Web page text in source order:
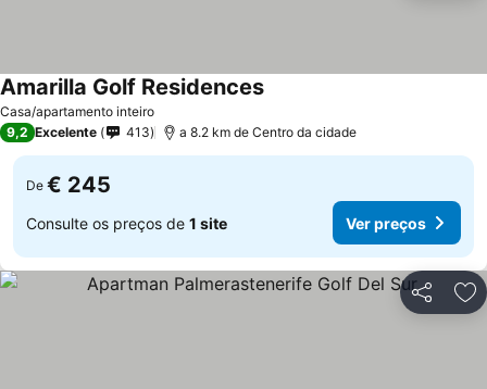
Casa/apartamento inteiro
Amarilla Golf ResidencesVer preços
9,2 Excelente 413 a 8.2 km de Centro da cidade
De € 245
Consulte os preços de 1 site Ver preços
Partilhar